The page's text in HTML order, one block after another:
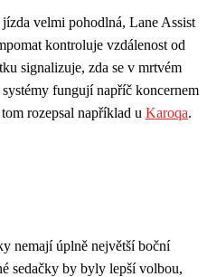
velmi pohodlná, Lane Assist
kontroluje vzdálenost od
signalizuje, zda se v mrtvém
fungují napříč koncernem
rozepsal například u Karoqa.
nemají úplně největší boční
sedačky by byly lepší volbou,